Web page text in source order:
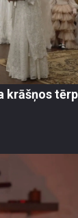
krāšņos